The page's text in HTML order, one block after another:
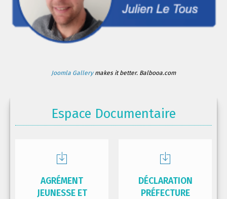
Joomla Gallerymakes it better. Balbooa.com
Espace Documentaire
AGRÉMENT
JEUNESSE ET
DÉCLARATION
PRÉFECTURE